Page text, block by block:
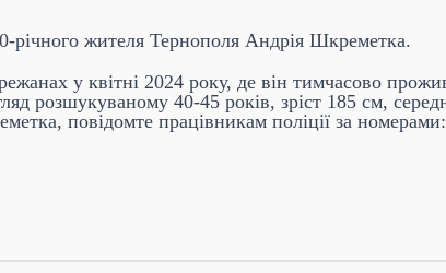
річного жителя Тернополя Андрія Шкреметка.
у квітні 2024 року, де він тимчасово
розшукуваному 40-45 років, зріст 185 см,
повідомте працівникам поліції за